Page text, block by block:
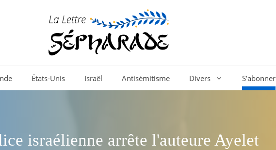
États-Unis Israël Antisémitisme Divers S’abonner
israélienne arrête l'auteure Ayelet